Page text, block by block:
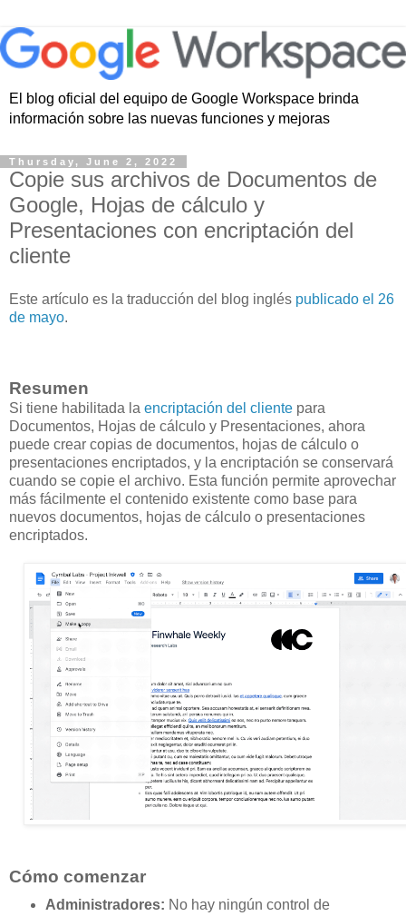
El blog oficial del equipo de Google Workspace brinda
información sobre las nuevas funciones y mejoras
Thursday, June 2, 2022
Copie sus archivos de Documentos de
Google, Hojas de cálculo y
Presentaciones con encriptación del
cliente
Este artículo es la traducción del blog inglés publicado el 26
de mayo.
Resumen
Si tiene habilitada la encriptación del cliente para
Documentos, Hojas de cálculo y Presentaciones, ahora
puede crear copias de documentos, hojas de cálculo o
presentaciones encriptados, y la encriptación se conservará
cuando se copie el archivo. Esta función permite aprovechar
más fácilmente el contenido existente como base para
nuevos documentos, hojas de cálculo o presentaciones
encriptados.
Cómo comenzar
Administradores: No hay ningún control de